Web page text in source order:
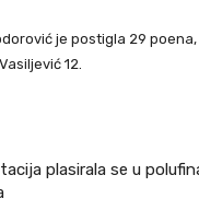
je postigla 29 poena,
12.
plasirala se u